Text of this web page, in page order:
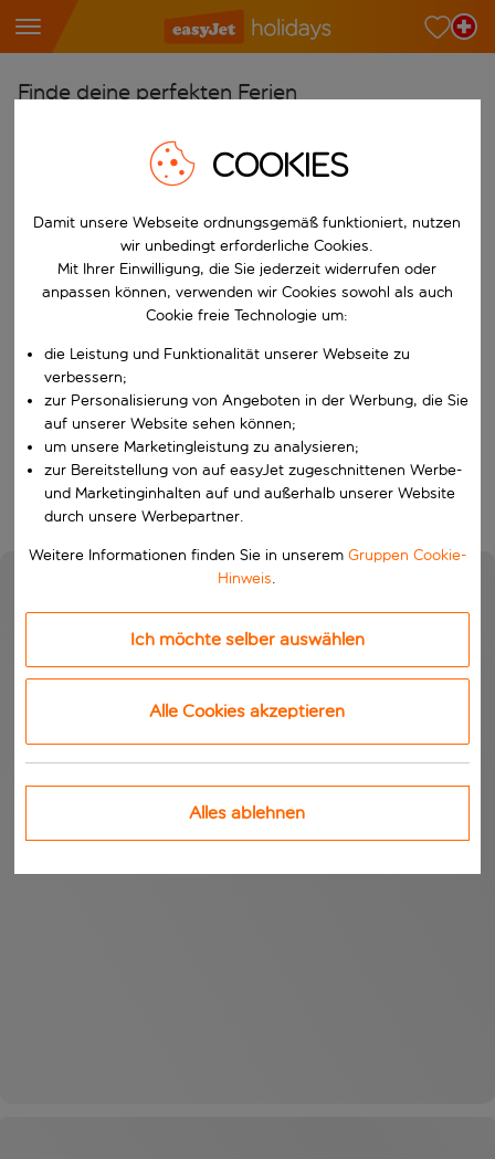
Finde deine perfekten Ferien
Wähle deine Flughäfen
Beginne mit der Eingabe für die automatische
Reiseziele finden
Nach
W&auml;hle ein Ab- und R&uuml;ckflugdatum aus.
Wähle deine Reisedaten
Wann
Wer
Suchen
COOKIES
Damit unsere Webseite ordnungsgemäß funktioniert, nutzen
wir unbedingt erforderliche Cookies.
Mit Ihrer Einwilligung, die Sie jederzeit widerrufen oder
anpassen können, verwenden wir Cookies sowohl als auch
Cookie freie Technologie um:
die Leistung und Funktionalität unserer Webseite zu
verbessern;
zur Personalisierung von Angeboten in der Werbung, die Sie
auf unserer Website sehen können;
um unsere Marketingleistung zu analysieren;
zur Bereitstellung von auf easyJet zugeschnittenen Werbe-
und Marketinginhalten auf und außerhalb unserer Website
durch unsere Werbepartner.
Weitere Informationen finden Sie in unserem Gruppen Cookie-
Hinweis.
Ich möchte selber auswählen
Alle Cookies akzeptieren
Alles ablehnen